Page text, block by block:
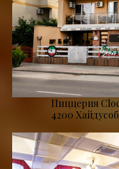
Пиццерия
4200